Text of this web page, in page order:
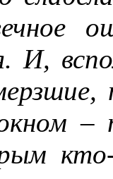
И,
–